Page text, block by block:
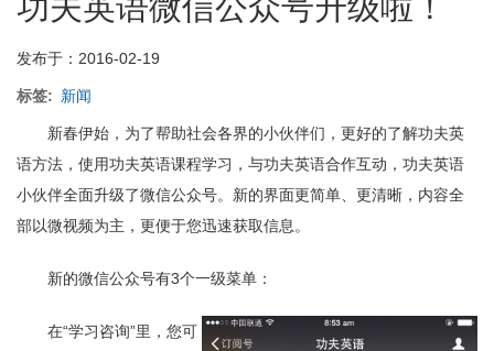
二
开
发
发布于：2016-02-19
标签 新闻
新春伊始，为了帮助社会各界的小伙伴们，更好的了解功夫英
语方法，使用功夫英语课程学习，与功夫英语合作互动，功夫英语
小伙伴全面升级了微信公众号。新的界面更简单、更清晰，内容全
部以微视频为主，更便于您迅速获取信息。
新的微信公众号有3个一级菜单：
在“学习咨询”里，您可